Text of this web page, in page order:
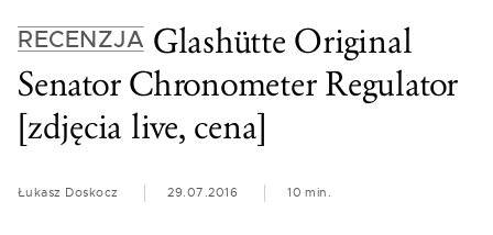
RECENZJA Glashütte Original
Senator Chronometer Regulator
[zdjęcia live, cena]
Łukasz Doskocz 29.07.2016 10 min.